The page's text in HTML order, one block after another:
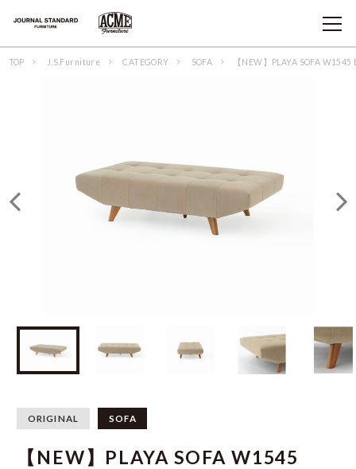
TOP J.S.Furniture CATEGORY SOFA 【NEW】PLAYA SOFA
ORIGINAL SOFA
【NEW】PLAYA SOFA W1545